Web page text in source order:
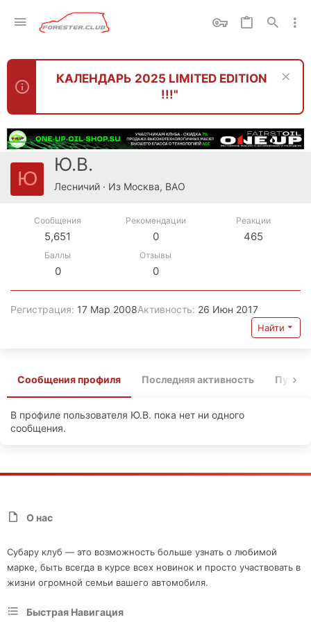
КАЛЕНДАРЬ 2025 LIMITED EDITION
!!!"
Ю
Ю.В.
Лесничий · Из Москва, ВАО
Сообщения
5,651
Рекомендации
0
Реакции
465
Баллы
0
Отзывы
0
Регистрация 17 Мар 2008Активность 26 Июн 2017
Найти
Сообщения профиля Последняя активность
В профиле пользователя Ю.В. пока нет ни одного
сообщения.
О нас
Субару клуб — это возможность больше узнать о любимой
марке, быть всегда в курсе всех новинок и просто участвовать в
жизни огромной семьи вашего автомобиля.
Быстрая Навигация